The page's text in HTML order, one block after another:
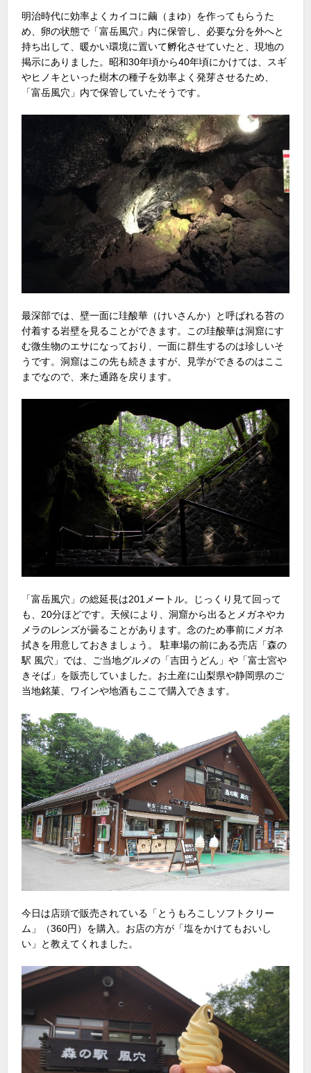
明治時代に効率よくカイコに繭（まゆ）を作ってもらうた
め、卵の状態で「富岳風穴」内に保管し、必要な分を外へと
持ち出して、暖かい環境に置いて孵化させていたと、現地の
掲示にありました。昭和30年頃から40年頃にかけては、スギ
やヒノキといった樹木の種子を効率よく発芽させるため、
「富岳風穴」内で保管していたそうです。
最深部では、壁一面に珪酸華（けいさんか）と呼ばれる苔の
付着する岩壁を見ることができます。この珪酸華は洞窟にす
む微生物のエサになっており、一面に群生するのは珍しいそ
うです。洞窟はこの先も続きますが、見学ができるのはここ
までなので、来た通路を戻ります。
「富岳風穴」の総延長は201メートル。じっくり見て回って
も、20分ほどです。天候により、洞窟から出るとメガネやカ
メラのレンズが曇ることがあります。念のため事前にメガネ
拭きを用意しておきましょう。 駐車場の前にある売店「森の
駅 風穴」では、ご当地グルメの「吉田うどん」や「富士宮や
きそば」を販売していました。お土産に山梨県や静岡県のご
当地銘菓、ワインや地酒もここで購入できます。
今日は店頭で販売されている「とうもろこしソフトクリー
ム」（360円）を購入。お店の方が「塩をかけてもおいし
い」と教えてくれました。